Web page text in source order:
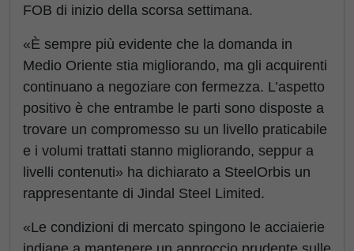
FOB di inizio della scorsa settimana.
«È sempre più evidente che la domanda in
Medio Oriente stia migliorando, ma gli acquirenti
continuano a negoziare con fermezza. L’aspetto
positivo è che entrambe le parti sono disposte a
trovare un compromesso su un livello praticabile
e i volumi trattati stanno migliorando, seppur a
livelli contenuti» ha dichiarato a SteelOrbis un
rappresentante di Jindal Steel Limited.
«Le condizioni di mercato spingono le acciaierie